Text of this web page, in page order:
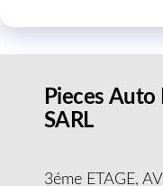
Pieces Auto
SARL
3éme ETAGE,